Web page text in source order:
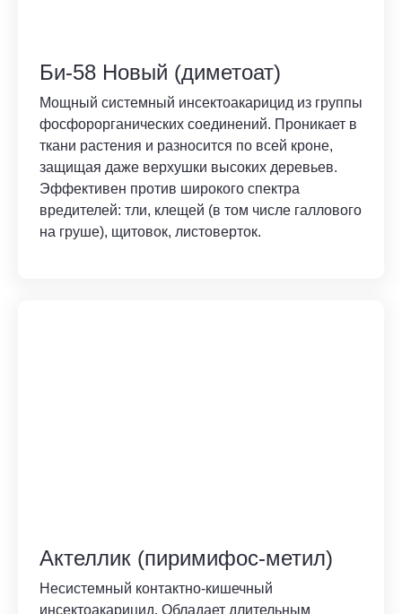
Би-58 Новый (диметоат)
Мощный системный инсектоакарицид из группы
фосфорорганических соединений. Проникает в
ткани растения и разносится по всей кроне,
защищая даже верхушки высоких деревьев.
Эффективен против широкого спектра
вредителей: тли, клещей (в том числе галлового
на груше), щитовок, листоверток.
Актеллик (пиримифос-метил)
Несистемный контактно-кишечный
инсектоакарицид. Обладает длительным